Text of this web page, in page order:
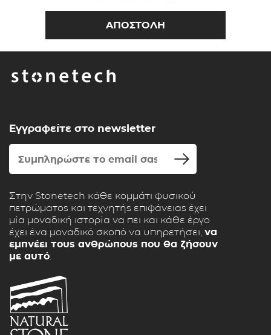
Εγγραφείτε στο newsletter
Στην Stonetech κάθε κομμάτι φυσικού
πετρώματος και τεχνητής επιφάνειας έχει
μία μοναδική ιστορία να πει και κάθε έργο
έχει ένα μοναδικό σκοπό να υπηρετήσει, να
εμπνέει τους ανθρώπους που θα ζήσουν
με αυτό